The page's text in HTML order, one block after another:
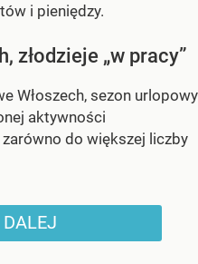
i pieniędzy.
złodzieje „w pracy”
Włoszech, sezon urlopowy
aktywności
do większej liczby